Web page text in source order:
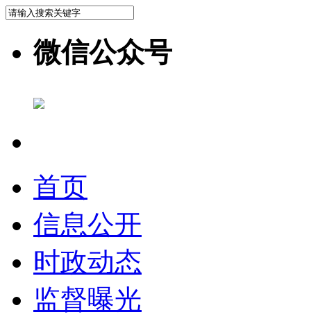
微信公众号
首页
信息公开
时政动态
监督曝光